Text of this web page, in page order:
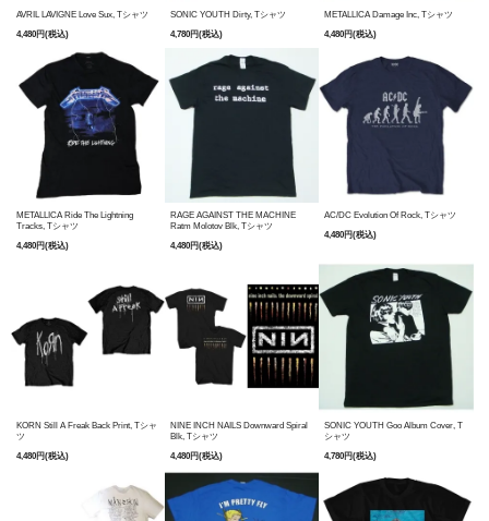
AVRIL LAVIGNE Love Sux, Tシャツ
4,480円(税込)
SONIC YOUTH Dirty, Tシャツ
4,780円(税込)
METALLICA Damage Inc, Tシャツ
4,480円(税込)
METALLICA Ride The Lightning
Tracks, Tシャツ
4,480円(税込)
RAGE AGAINST THE MACHINE
Ratm Molotov Blk, Tシャツ
4,480円(税込)
AC/DC Evolution Of Rock, Tシャツ
4,480円(税込)
KORN Still A Freak Back Print, Tシャ
ツ
4,480円(税込)
NINE INCH NAILS Downward Spiral
Blk, Tシャツ
4,480円(税込)
SONIC YOUTH Goo Album Cover, T
シャツ
4,780円(税込)